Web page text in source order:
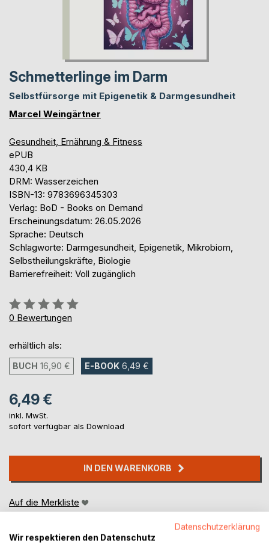
Schmetterlinge im Darm
Selbstfürsorge mit Epigenetik & Darmgesundheit
Marcel Weingärtner
Gesundheit, Ernährung & Fitness
ePUB
430,4 KB
DRM: Wasserzeichen
ISBN-13: 9783696345303
Verlag: BoD - Books on Demand
Erscheinungsdatum: 26.05.2026
Sprache: Deutsch
Schlagworte: Darmgesundheit, Epigenetik, Mikrobiom,
Selbstheilungskräfte, Biologie
Barrierefreiheit: Voll zugänglich
Bewertung::
0%
0 Bewertungen
erhältlich als:
BUCH 16,90 € E-BOOK 6,49 €
6,49 €
inkl. MwSt.
sofort verfügbar als Download
IN DEN WARENKORB
Auf die Merkliste
Datenschutzerklärung
Wir respektieren den Datenschutz